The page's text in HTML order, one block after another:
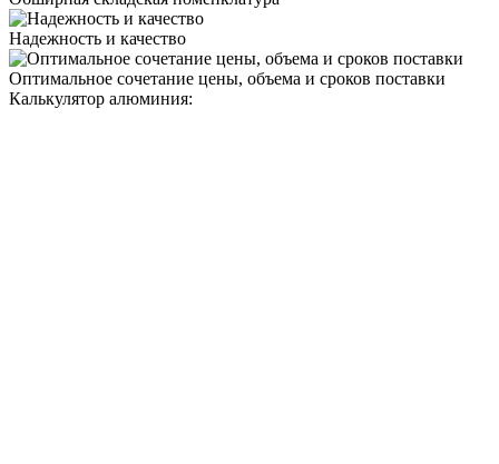
Надежность и качество
Оптимальное сочетание цены, объема и сроков поставки
Калькулятор алюминия: